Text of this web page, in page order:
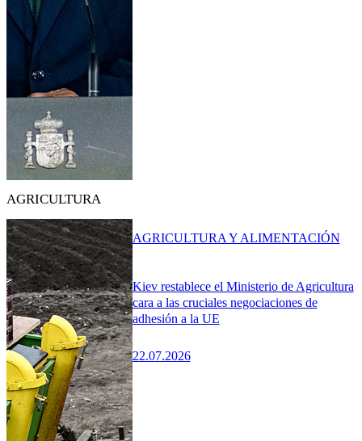
AGRICULTURA
Kiev restablece el Ministerio de Agricultura
cara a las cruciales negociaciones de
adhesión a la UE
22.07.2026
AGRICULTURA Y ALIMENTACIÓN